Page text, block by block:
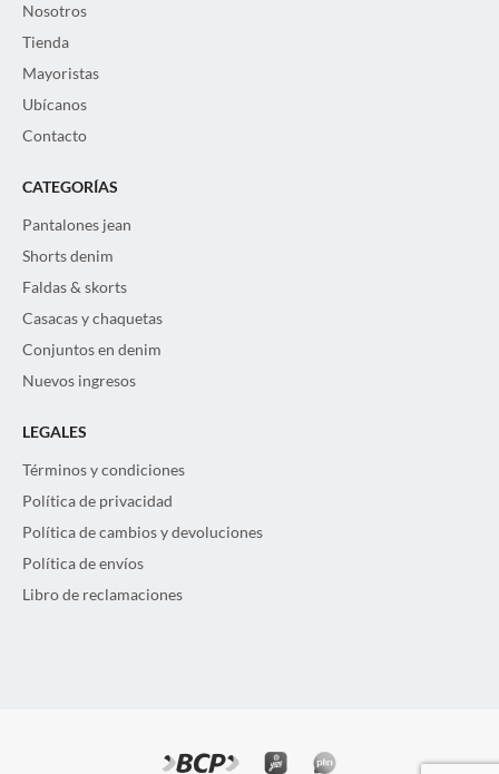
Nosotros
Tienda
Mayoristas
Ubícanos
Contacto
CATEGORÍAS
Pantalones jean
Shorts denim
Faldas & skorts
Casacas y chaquetas
Conjuntos en denim
Nuevos ingresos
LEGALES
Términos y condiciones
Política de privacidad
Política de cambios y devoluciones
Política de envíos
Libro de reclamaciones